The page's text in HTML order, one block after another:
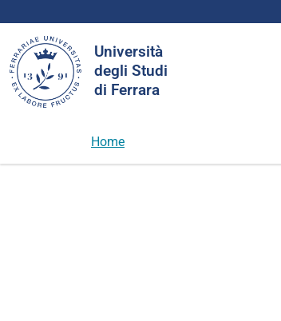
Università
degli Studi
di Ferrara
nel
sito
Home